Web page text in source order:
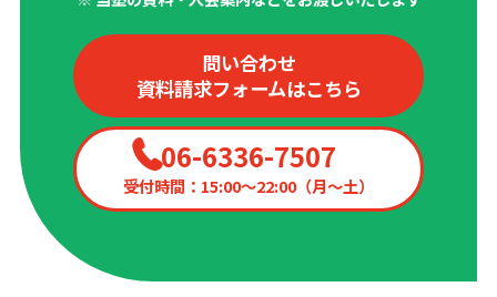
問い合わせ
資料請求フォームはこちら
06-6336-7507
受付時間：15:00〜22:00（月〜土）